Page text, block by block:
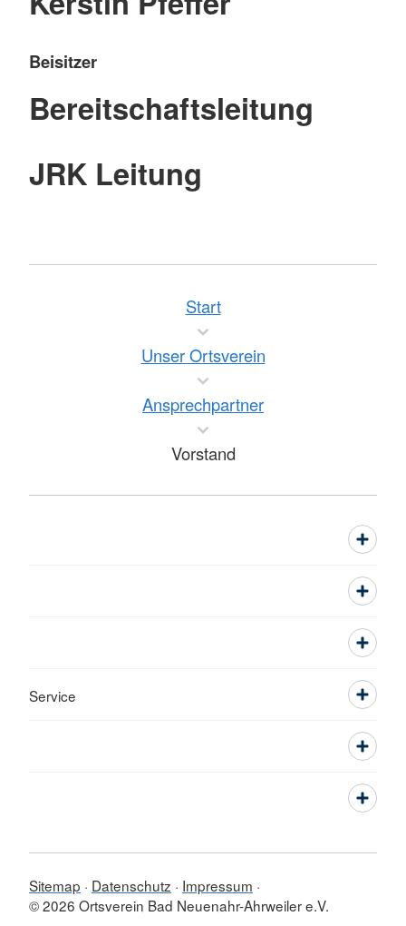
Beisitzer
Bereitschaftsleitung
JRK Leitung
Start
Unser Ortsverein
Ansprechpartner
Vorstand
Service
Sitemap Datenschutz
Impressum
© 2026 Ortsverein Bad Neuenahr-Ahrweiler e.V.